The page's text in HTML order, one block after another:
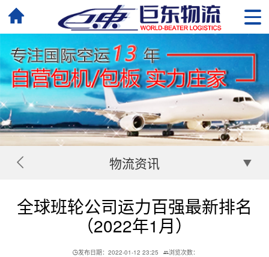
物流资讯
全球班轮公司运力百强最新排名
（2022年1月）
发布日期：2022-01-12 23:25
浏览次数：